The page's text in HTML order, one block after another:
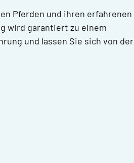
Pferden und ihren erfahrenen
wird garantiert zu einem
und lassen Sie sich von der